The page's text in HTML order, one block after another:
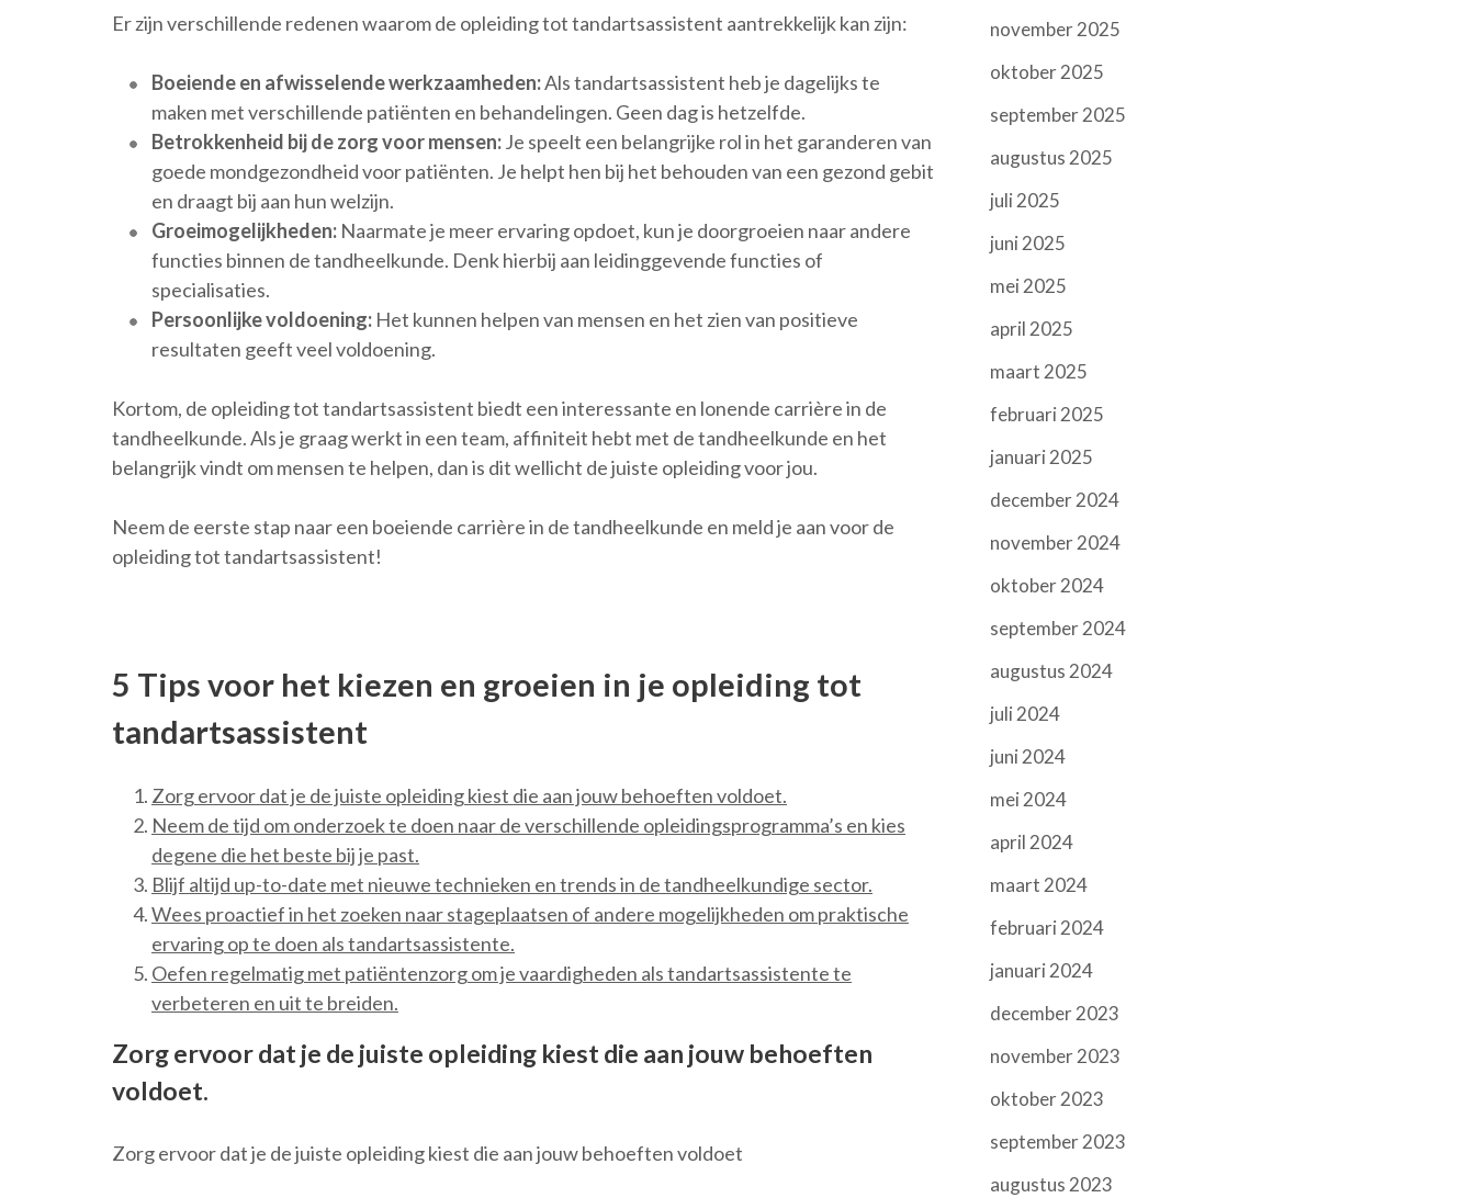
Er zijn verschillende redenen waarom de opleiding tot tandartsassistent aantrekkelijk kan zijn:
Boeiende en afwisselende werkzaamheden:Als tandartsassistent heb je dagelijks te
maken met verschillende patiënten en behandelingen. Geen dag is hetzelfde.
Betrokkenheid bij de zorg voor mensen:Je speelt een belangrijke rol in het garanderen van
goede mondgezondheid voor patiënten. Je helpt hen bij het behouden van een gezond gebit
en draagt bij aan hun welzijn.
Groeimogelijkheden: Naarmate je meer ervaring opdoet, kun je doorgroeien naar andere
functies binnen de tandheelkunde. Denk hierbij aan leidinggevende functies of
specialisaties.
Persoonlijke voldoening: Het kunnen helpen van mensen en het zien van positieve
resultaten geeft veel voldoening.
Kortom, de opleiding tot tandartsassistent biedt een interessante en lonende carrière in de
tandheelkunde. Als je graag werkt in een team, affiniteit hebt met de tandheelkunde en het
belangrijk vindt om mensen te helpen, dan is dit wellicht de juiste opleiding voor jou.
Neem de eerste stap naar een boeiende carrière in de tandheelkunde en meld je aan voor de
opleiding tot tandartsassistent!
5 Tips voor het kiezen en groeien in je opleiding tot
tandartsassistent
Zorg ervoor dat je de juiste opleiding kiest die aan jouw behoeften voldoet.
Neem de tijd om onderzoek te doen naar de verschillende opleidingsprogramma’s en kies
degene die het beste bij je past.
Blijf altijd up-to-date met nieuwe technieken en trends in de tandheelkundige sector.
Wees proactief in het zoeken naar stageplaatsen of andere mogelijkheden om praktische
ervaring op te doen als tandartsassistente.
Oefen regelmatig met patiëntenzorg om je vaardigheden als tandartsassistente te
verbeteren en uit te breiden.
Zorg ervoor dat je de juiste opleiding kiest die aan jouw behoeften
voldoet.
Zorg ervoor dat je de juiste opleiding kiest die aan jouw behoeften voldoet
november 2025
oktober 2025
september 2025
augustus 2025
juli 2025
juni 2025
mei 2025
april 2025
maart 2025
februari 2025
januari 2025
december 2024
november 2024
oktober 2024
september 2024
augustus 2024
juli 2024
juni 2024
mei 2024
april 2024
maart 2024
februari 2024
januari 2024
december 2023
november 2023
oktober 2023
september 2023
augustus 2023